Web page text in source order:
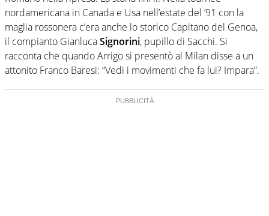
nordamericana in Canada e Usa nell’estate del ’91 con la
maglia rossonera c’era anche lo storico Capitano del Genoa,
il compianto GianlucaSignorini, pupillo di Sacchi. Si
racconta che quando Arrigo si presentò al Milan disse a un
attonito Franco Baresi: “Vedi i movimenti che fa lui? Impara”.